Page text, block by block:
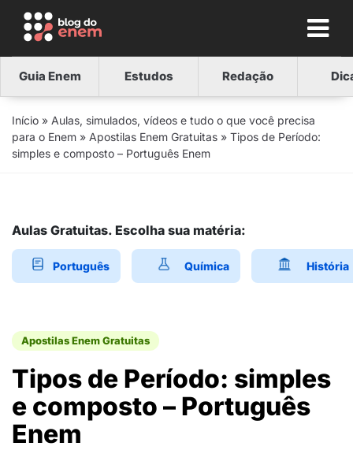
Guia Enem Estudos Redação
Início » Aulas, simulados, vídeos e tudo o que você precisa
para o Enem » Apostilas Enem Gratuitas » Tipos de Período:
simples e composto – Português Enem
Aulas Gratuitas. Escolha sua matéria:
Português Química História
Apostilas Enem Gratuitas
Tipos de Período: simples
e composto – Português
Enem